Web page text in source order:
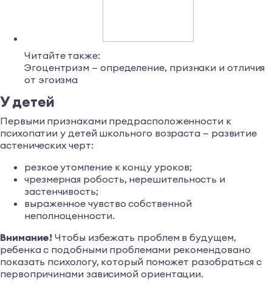
Читайте также:
Эгоцентризм — определение, признаки и отличия
от эгоизма
У детей
Первыми признаками предрасположенности к
психопатии у детей школьного возраста — развитие
астенических черт:
резкое утомление к концу уроков;
чрезмерная робость, нерешительность и
застенчивость;
выраженное чувство собственной
неполноценности.
Внимание! Чтобы избежать проблем в будущем,
ребенка с подобными проблемами рекомендовано
показать психологу, который поможет разобраться с
первопричинами зависимой ориентации.